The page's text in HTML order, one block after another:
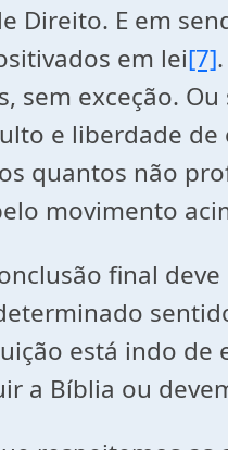
E em
em lei[7]
exceção.
e liberdade
quantos não
movimento
final
está indo
a Bíblia ou